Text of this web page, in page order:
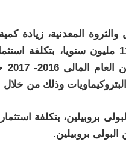
وذلك من خلال